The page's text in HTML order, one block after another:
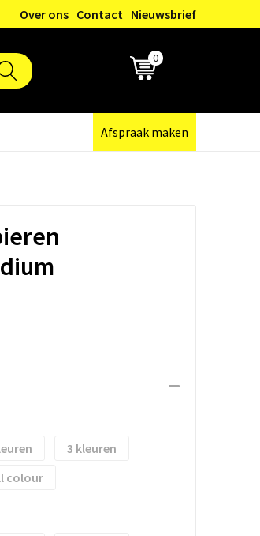
Over ons Contact Nieuwsbrief
0
Afspraak maken
3
colour